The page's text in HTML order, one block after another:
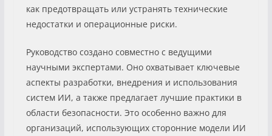
как предотвращать или устранять технические
недостатки и операционные риски.
Руководство создано совместно с ведущими
научными экспертами. Оно охватывает ключевые
аспекты разработки, внедрения и использования
систем ИИ, а также предлагает лучшие практики в
области безопасности. Это особенно важно для
организаций, использующих сторонние модели ИИ